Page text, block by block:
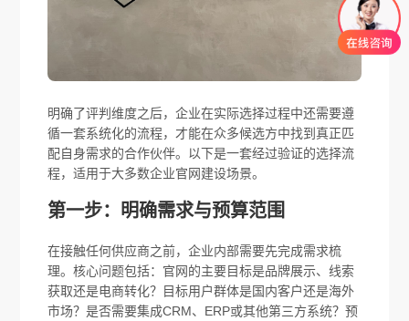
明确了评判维度之后，企业在实际选择过程中还需要遵
循一套系统化的流程，才能在众多候选方中找到真正匹
配自身需求的合作伙伴。以下是一套经过验证的选择流
程，适用于大多数企业官网建设场景。
第一步：明确需求与预算范围
在接触任何供应商之前，企业内部需要先完成需求梳
理。核心问题包括：官网的主要目标是品牌展示、线索
获取还是电商转化？目标用户群体是国内客户还是海外
市场？是否需要集成CRM、ERP或其他第三方系统？预